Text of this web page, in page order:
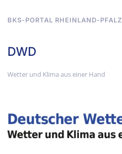
BKS-PORTAL RHEINLAND-PFALZ
DWD
Wetter und Klima aus einer Hand